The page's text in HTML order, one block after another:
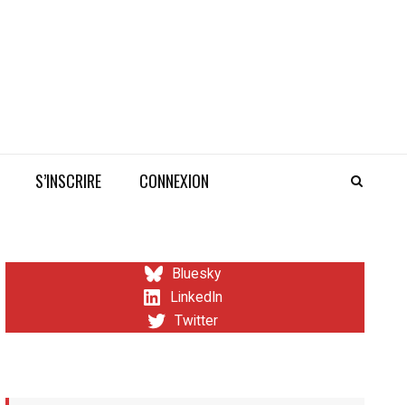
S’INSCRIRE CONNEXION
Bluesky
LinkedIn
Twitter